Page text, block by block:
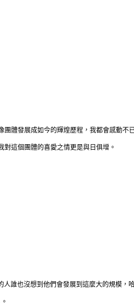
團體發展成如今的輝煌歷程，我都會感動不
對這個團體的喜愛之情更是與日俱增。
誰也沒想到他們會發展到這麼大的規模，